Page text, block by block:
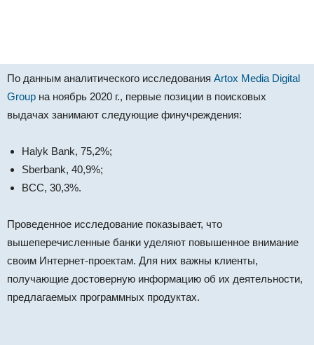
По данным аналитического исследования Artox Media Digital
Group на ноябрь 2020 г., первые позиции в поисковых
выдачах занимают следующие финучреждения:
Halyk Bank, 75,2%;
Sberbank, 40,9%;
BCC, 30,3%.
Проведенное исследование показывает, что
вышеперечисленные банки уделяют повышенное внимание
своим Интернет-проектам. Для них важны клиенты,
получающие достоверную информацию об их деятельности,
предлагаемых программных продуктах.